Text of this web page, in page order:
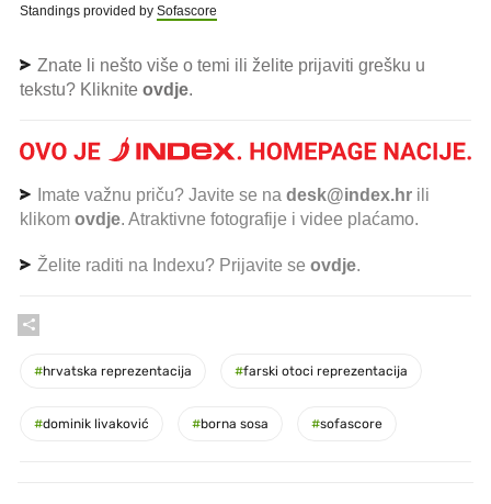
Standings provided by Sofascore
Znate li nešto više o temi ili želite prijaviti grešku u
tekstu? Kliknite ovdje.
Imate važnu priču? Javite se na desk@index.hr ili
klikom ovdje. Atraktivne fotografije i videe plaćamo.
Želite raditi na Indexu? Prijavite se ovdje.
#hrvatska reprezentacija #farski otoci reprezentacija
#dominik livaković #borna sosa #sofascore